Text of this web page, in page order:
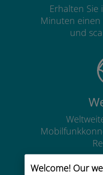
Welcome! Our
Erhalten
Minuten einen
und